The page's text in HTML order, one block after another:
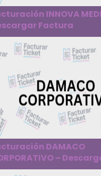
INNOVA
Factura
DAMACO
–